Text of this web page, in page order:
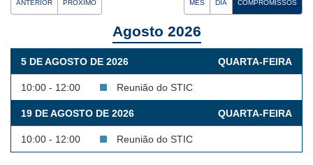
Transparência
Legislação
Ouvidoria
Contato
ANTERIOR PRÓXIMO MÊS DIA COMPROMISSOS
Agosto 2026
5 DE AGOSTO DE 2026 QUARTA-FEIRA
10:00 - 12:00 Reunião do STIC
19 DE AGOSTO DE 2026 QUARTA-FEIRA
10:00 - 12:00 Reunião do STIC